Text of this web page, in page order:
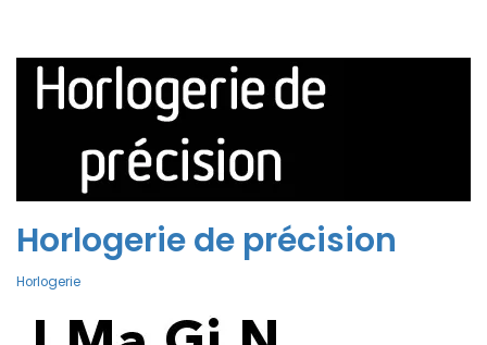
Horlogerie de précision
Horlogerie